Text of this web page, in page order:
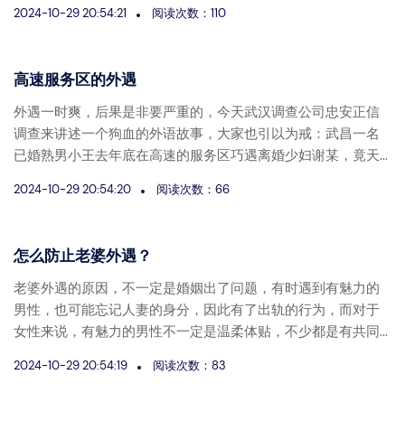
2024-10-29 20:54:21 阅读次数：110
高速服务区的外遇
外遇一时爽，后果是非要严重的，今天武汉调查公司忠安正信
调查来讲述一个狗血的外语故事，大家也引以为戒：武昌一名
已婚熟男小王去年底在高速的服务区巧遇离婚少妇谢某，竟天...
2024-10-29 20:54:20 阅读次数：66
怎么防止老婆外遇？
老婆外遇的原因，不一定是婚姻出了问题，有时遇到有魅力的
男性，也可能忘记人妻的身分，因此有了出轨的行为，而对于
女性来说，有魅力的男性不一定是温柔体贴，不少都是有共同...
2024-10-29 20:54:19 阅读次数：83